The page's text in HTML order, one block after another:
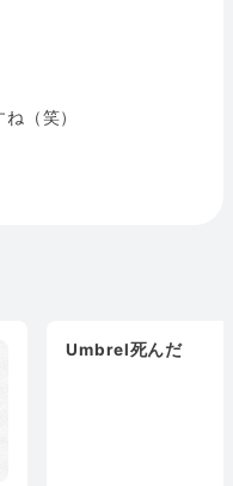
（笑）
Umbrel死んだ